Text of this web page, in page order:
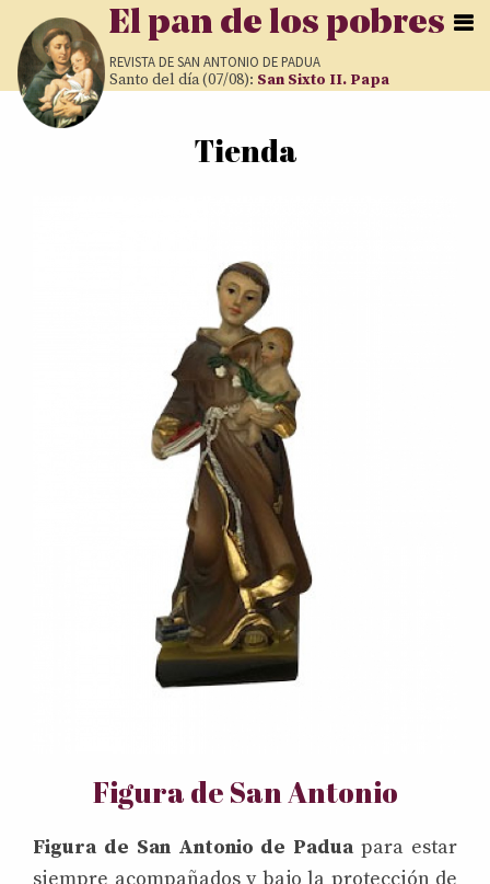
Pasar al contenido principal
El pan de los pobres
REVISTA DESAN ANTONIO DE PADUA
Santo del día (07/08): San Sixto II. Papa
Tienda
Figura de San Antonio
Figura de San Antonio de Padua para estar